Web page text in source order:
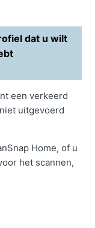
dat u wilt
een verkeerd
uitgevoerd
Home, of u
het scannen,